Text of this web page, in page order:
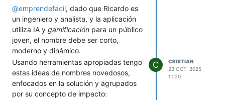
como el destino, y con gente
comprometida, esto puede ser grande.
@emprendefácil, dado que Ricardo es
un ingeniero y analista, y la aplicación
utiliza IA y gamificación para un público
joven, el nombre debe ser corto,
moderno y dinámico.
Usando herramientas apropiadas tengo
estas ideas de nombres novedosos,
enfocados en la solución y agrupados
por su concepto de impacto:
C
CRISTIAN
23 OCT. 2025
11:20